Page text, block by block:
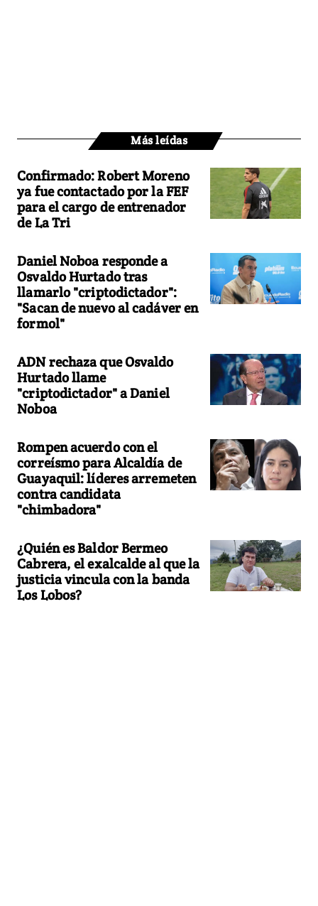
Más leídas
Confirmado: Robert Moreno
ya fue contactado por la FEF
para el cargo de entrenador
de La Tri
Daniel Noboa responde a
Osvaldo Hurtado tras
llamarlo "criptodictador":
"Sacan de nuevo al cadáver en
formol"
ADN rechaza que Osvaldo
Hurtado llame
"criptodictador" a Daniel
Noboa
Rompen acuerdo con el
correísmo para Alcaldía de
Guayaquil: líderes arremeten
contra candidata
"chimbadora"
¿Quién es Baldor Bermeo
Cabrera, el exalcalde al que la
justicia vincula con la banda
Los Lobos?